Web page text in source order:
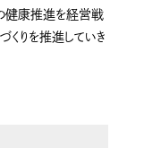
健康推進を経営戦
りを推進していき